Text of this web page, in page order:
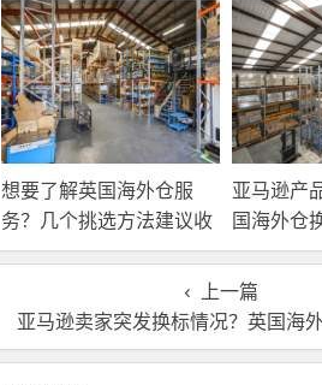
想要了解英国海外仓服
务？几个挑选方法建议收
藏！
亚马逊产
国海外仓
高效解决
上一篇
亚马逊卖家突发换标情况？英国海